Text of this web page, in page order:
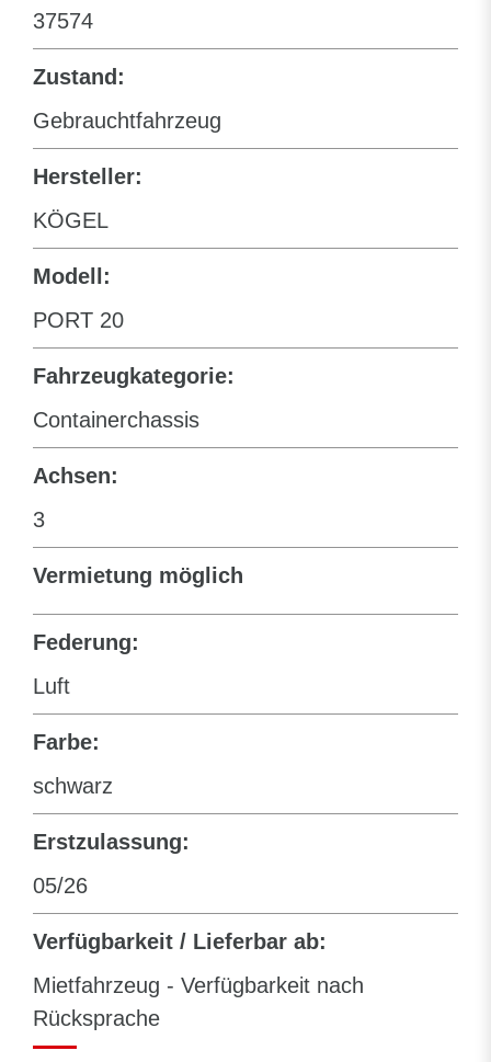
37574
Zustand:
Gebrauchtfahrzeug
Hersteller:
KÖGEL
Modell:
PORT 20
Fahrzeugkategorie:
Containerchassis
Achsen:
3
Vermietung möglich
Federung:
Luft
Farbe:
schwarz
Erstzulassung:
05/26
Verfügbarkeit / Lieferbar ab:
Mietfahrzeug - Verfügbarkeit nach
Rücksprache